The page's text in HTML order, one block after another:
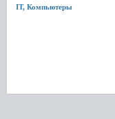
IT, Компьютеры